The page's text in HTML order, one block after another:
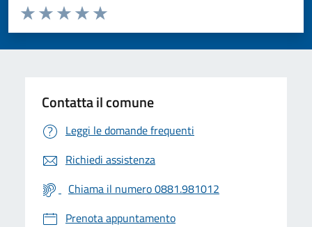
Valuta da 1 a 5 stelle la pagina
Valuta 5 stelle su 5
Valuta 4 stelle su 5
Valuta 3 stelle su 5
Valuta 2 stelle su 5
Valuta 1 stelle su 5
Contatta il comune
Leggi le domande frequenti
Richiedi assistenza
Chiama il numero 0881.981012
Prenota appuntamento